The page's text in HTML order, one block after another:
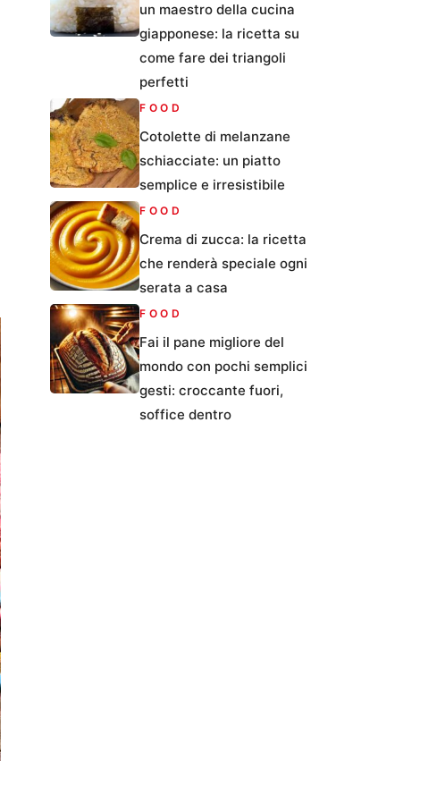
un maestro della cucina
giapponese: la ricetta su
come fare dei triangoli
perfetti
FOOD
Cotolette di melanzane
schiacciate: un piatto
semplice e irresistibile
FOOD
Crema di zucca: la ricetta
che renderà speciale ogni
serata a casa
FOOD
Fai il pane migliore del
mondo con pochi semplici
gesti: croccante fuori,
soffice dentro